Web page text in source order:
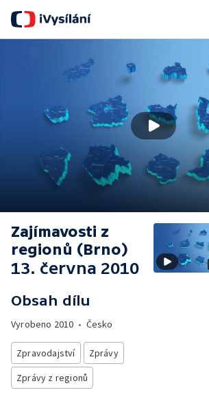
Zajímavosti z
regionů (Brno)
13. června 2010
Obsah dílu
Vyrobeno 2010 • Česko
Zpravodajství
Zprávy
Zprávy z regionů